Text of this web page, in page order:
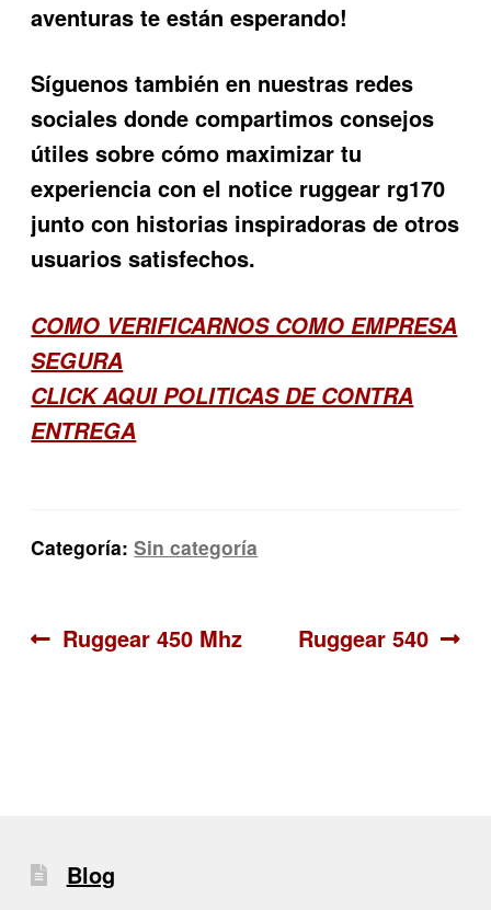
aventuras te están esperando!
Síguenos también en nuestras redes
sociales donde compartimos consejos
útiles sobre cómo maximizar tu
experiencia con el notice ruggear rg170
junto con historias inspiradoras de otros
usuarios satisfechos.
COMO VERIFICARNOS COMO EMPRESA
SEGURA
CLICK AQUI POLITICAS DE CONTRA
ENTREGA
Categoría:Sin categoría
Navegación
Anterior:
Ruggear 450 Mhz Siguiente:
Ruggear 540
Blog